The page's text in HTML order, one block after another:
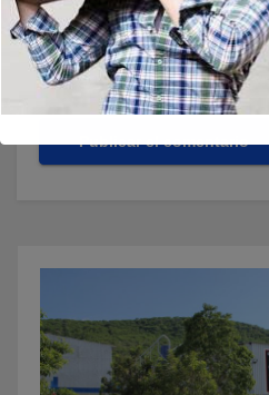
Guarda mi nombre, correo
navegador para la próxima